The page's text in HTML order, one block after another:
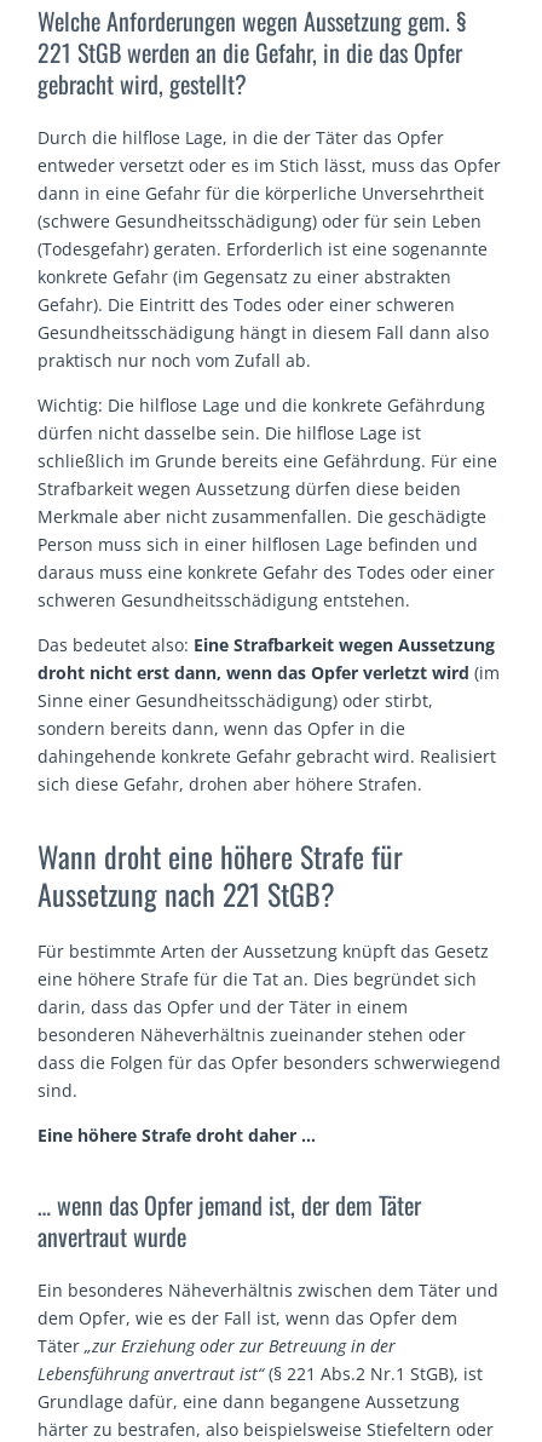
Welche Anforderungen wegen Aussetzung gem. §
221 StGB werden an die Gefahr, in die das Opfer
gebracht wird, gestellt?
Durch die hilflose Lage, in die der Täter das Opfer
entweder versetzt oder es im Stich lässt, muss das Opfer
dann in eine Gefahr für die körperliche Unversehrtheit
(schwere Gesundheitsschädigung) oder für sein Leben
(Todesgefahr) geraten. Erforderlich ist eine sogenannte
konkrete Gefahr (im Gegensatz zu einer abstrakten
Gefahr). Die Eintritt des Todes oder einer schweren
Gesundheitsschädigung hängt in diesem Fall dann also
praktisch nur noch vom Zufall ab.
Wichtig: Die hilflose Lage und die konkrete Gefährdung
dürfen nicht dasselbe sein. Die hilflose Lage ist
schließlich im Grunde bereits eine Gefährdung. Für eine
Strafbarkeit wegen Aussetzung dürfen diese beiden
Merkmale aber nicht zusammenfallen. Die geschädigte
Person muss sich in einer hilflosen Lage befinden und
daraus muss eine konkrete Gefahr des Todes oder einer
schweren Gesundheitsschädigung entstehen.
Das bedeutet also: Eine Strafbarkeit wegen Aussetzung
droht nicht erst dann, wenn das Opfer verletzt wird(im
Sinne einer Gesundheitsschädigung) oder stirbt,
sondern bereits dann, wenn das Opfer in die
dahingehende konkrete Gefahr gebracht wird. Realisiert
sich diese Gefahr, drohen aber höhere Strafen.
Wann droht eine höhere Strafe für
Aussetzung nach 221 StGB?
Für bestimmte Arten der Aussetzung knüpft das Gesetz
eine höhere Strafe für die Tat an. Dies begründet sich
darin, dass das Opfer und der Täter in einem
besonderen Näheverhältnis zueinander stehen oder
dass die Folgen für das Opfer besonders schwerwiegend
sind.
Eine höhere Strafe droht daher …
… wenn das Opfer jemand ist, der dem Täter
anvertraut wurde
Ein besonderes Näheverhältnis zwischen dem Täter und
dem Opfer, wie es der Fall ist, wenn das Opfer dem
Täter„zur Erziehung oder zur Betreuung in der
Lebensführung anvertraut ist“(§ 221 Abs.2 Nr.1 StGB), ist
Grundlage dafür, eine dann begangene Aussetzung
härter zu bestrafen, also beispielsweise Stiefeltern oder